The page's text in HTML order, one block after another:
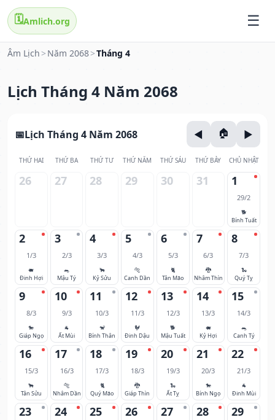
🗓️Amlich.org
Âm Lịch > Năm 2068>Tháng 4
Lịch Tháng 4 Năm 2068
Lịch Tháng 4 Năm 2068
THỨ HAI THỨ BA THỨ TƯ THỨ NĂM THỨ SÁU THỨ BẢY CHỦ NHẬT
26 27 28 29 30 31 1
29/2
🐕
Bính Tuất
2
1/3
🐖
Đinh Hợi
3
2/3
🐀
Mậu Tý
4
3/3
🐂
Kỷ Sửu
5
4/3
🐅
Canh Dần
6
5/3
🐈
Tân Mão
7
6/3
🐉
Nhâm Thìn
8
7/3
🐍
Quý Tỵ
9
8/3
🐎
Giáp Ngọ
10
9/3
🐐
Ất Mùi
11
10/3
🐒
Bính Thân
12
11/3
🐓
Đinh Dậu
13
12/3
🐕
Mậu Tuất
14
13/3
🐖
Kỷ Hợi
15
14/3
🐀
Canh Tý
16
15/3
🐂
Tân Sửu
17
16/3
🐅
Nhâm Dần
18
17/3
🐈
Quý Mão
19
18/3
🐉
Giáp Thìn
20
19/3
🐍
Ất Tỵ
21
20/3
🐎
Bính Ngọ
22
21/3
🐐
Đinh Mùi
23 24 25 26 27 28 29